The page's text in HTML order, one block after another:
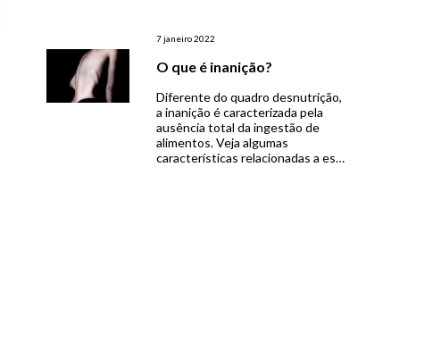
7 janeiro 2022
O que é inanição?
Diferente do quadro desnutrição,
a inanição é caracterizada pela
ausência total da ingestão de
alimentos. Veja algumas
características relacionadas a essa